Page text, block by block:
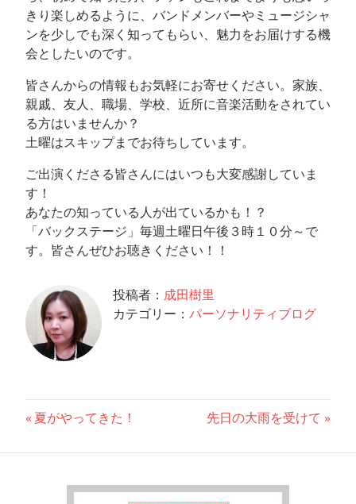
きり楽しめるように、バンドメンバーやミュージシャ
ンを少しでも深く知ってもらい、魅力をお届けする機
会としたいのです。
皆さんからの情報もお気軽にお寄せください。家族、
親戚、友人、職場、学校、近所に音楽活動をされてい
る方はいませんか？
土曜はスキップまでお待ちしています。
ご出演くださる皆さんにはいつも大変感謝していま
す！
あなたの知っている人が出ているかも！？
「バックステージ」毎週土曜日午後３時１０分～で
す。皆さんぜひお聴きください！！
投稿者： 成田樹里
カテゴリー： パーソナリティブログ
投
稿
前
記
夏がやってきた！
次
記
先日の大雨を受けて